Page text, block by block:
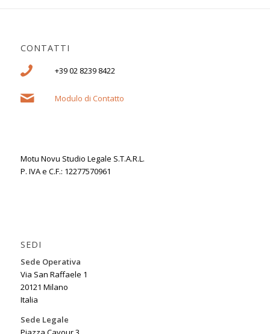
CONTATTI
+39 02 8239 8422
Modulo di Contatto
Motu Novu Studio Legale S.T.A.R.L.
P. IVA e C.F.: 12277570961
SEDI
Sede Operativa
Via San Raffaele 1
20121 Milano
Italia
Sede Legale